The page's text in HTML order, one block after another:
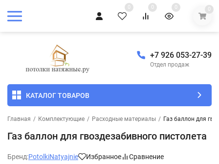
0 0 0 0
+7 926 053-27-39
Отдел продаж
КАТАЛОГ ТОВАРОВ
Главная / Комплектующие / Расходные материалы / Газ баллон для
Газ баллон для гвоздезабивного пистолета
Бренд:PotolkiNatyajnie Избранное Сравнение